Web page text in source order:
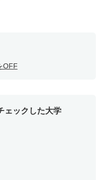
OFF
ェックした大学